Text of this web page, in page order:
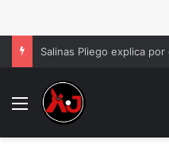
Menu